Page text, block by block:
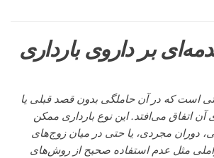
مقدمه‌ای بر داروی بارداری
است که در آن حاملگی بدون قصد قبلی یا
آن اتفاق می‌افتد. این نوع بارداری ممکن
دوران مجردی، یا حتی در میان زوج‌های
مثل عدم استفاده صحیح از روش‌های